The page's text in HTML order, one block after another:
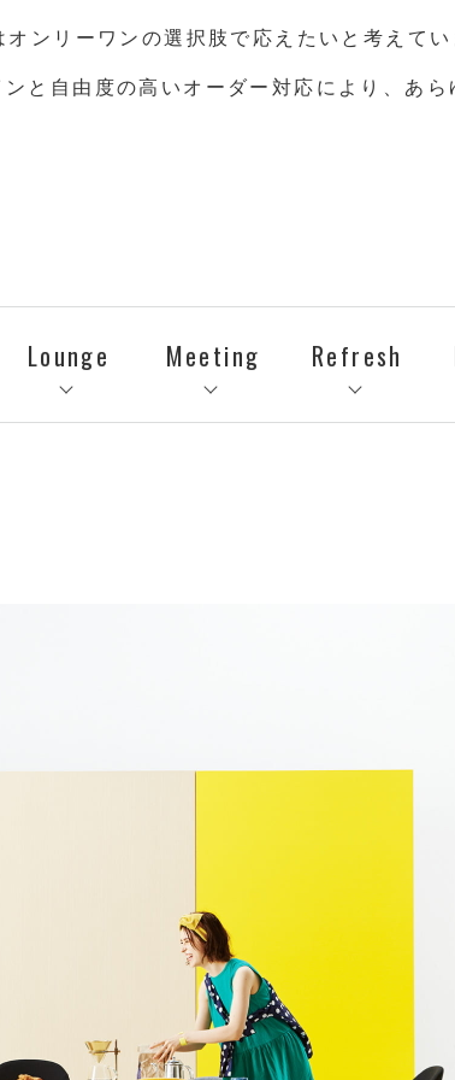
ンリーワンの選択肢で応えたいと考えて
と自由度の高いオーダー対応により、あら
Lounge Meeting Refresh